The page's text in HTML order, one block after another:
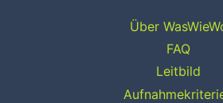
Über
FAQ
Leitbild